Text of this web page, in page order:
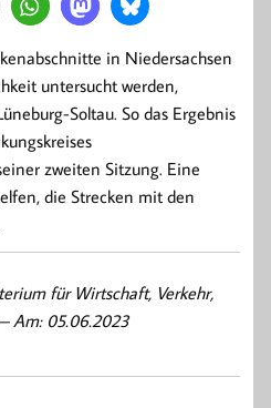
in Niedersachsen
untersucht werden,
Soltau. So das Ergebnis
zweiten Sitzung. Eine
die Strecken mit den
für Wirtschaft, Verkehr,
Am: 05.06.2023